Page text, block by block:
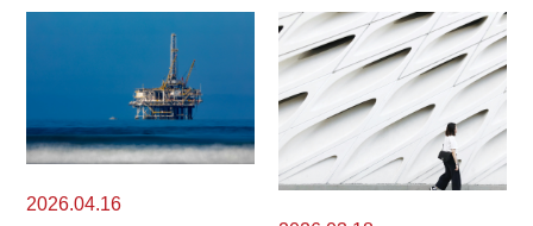
2026.04.16